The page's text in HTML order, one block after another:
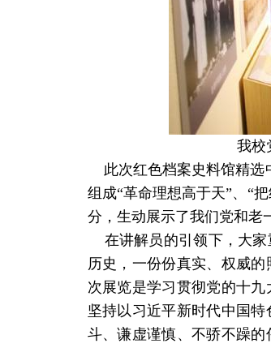
我校
此次红色档案史料馆精选
组成“革命理想高于天”、“
分，生动展示了我们党和老
在讲解员的引领下，大家
历史，一份份真实、权威
次展览是学习贯彻党的十
坚持以习近平新时代中国
斗、谦虚谨慎、不骄不躁